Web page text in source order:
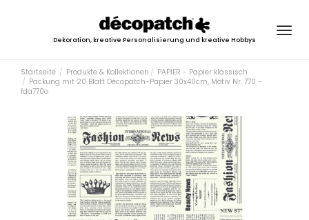
Dekoration, kreative Personalisierung und kreative Hobbys
Startseite Produkte & Kollektionen
PAPIER - Papier klassisch
Packung mit 20 Blatt Décopatch-Papier 30x40cm, Motiv Nr. 770 -
fda770o